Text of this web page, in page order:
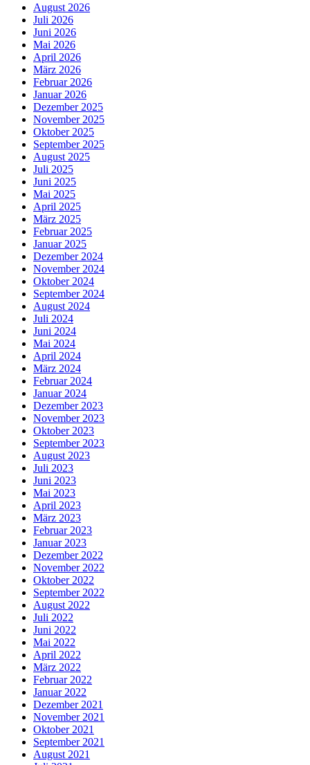
August 2026
Juli 2026
Juni 2026
Mai 2026
April 2026
März 2026
Februar 2026
Januar 2026
Dezember 2025
November 2025
Oktober 2025
September 2025
August 2025
Juli 2025
Juni 2025
Mai 2025
April 2025
März 2025
Februar 2025
Januar 2025
Dezember 2024
November 2024
Oktober 2024
September 2024
August 2024
Juli 2024
Juni 2024
Mai 2024
April 2024
März 2024
Februar 2024
Januar 2024
Dezember 2023
November 2023
Oktober 2023
September 2023
August 2023
Juli 2023
Juni 2023
Mai 2023
April 2023
März 2023
Februar 2023
Januar 2023
Dezember 2022
November 2022
Oktober 2022
September 2022
August 2022
Juli 2022
Juni 2022
Mai 2022
April 2022
März 2022
Februar 2022
Januar 2022
Dezember 2021
November 2021
Oktober 2021
September 2021
August 2021